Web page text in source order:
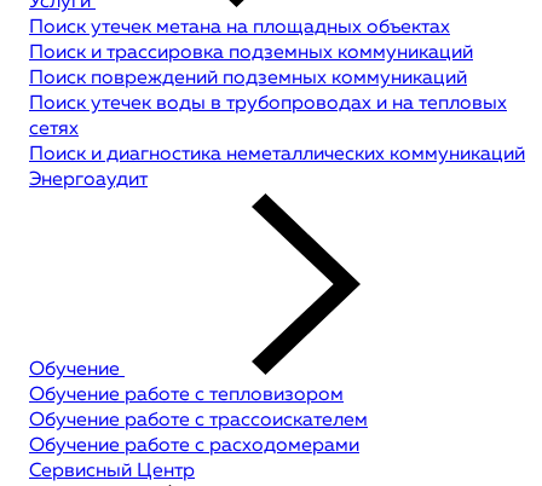
Поиск утечек метана на площадных объектах
Поиск и трассировка подземных коммуникаций
Поиск повреждений подземных коммуникаций
Поиск утечек воды в трубопроводах и на тепловых
сетях
Поиск и диагностика неметаллических коммуникаций
Энергоаудит
Обучение
Обучение работе с тепловизором
Обучение работе с трассоискателем
Обучение работе с расходомерами
Сервисный Центр